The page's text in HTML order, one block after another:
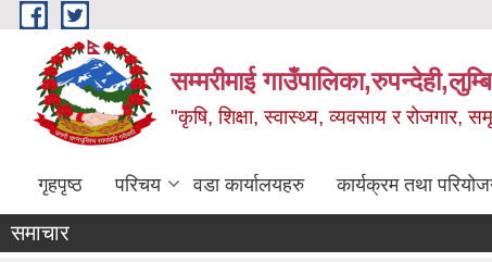
Skip to main content
सम्मरीमाई
"कृषि, शिक्षा, स्वास्थ्य, व्यवसाय र रोजगार,
गृहपृष्ठ परिचय वडा कार्यालयहरु कार्यक्रम तथा
समाचार